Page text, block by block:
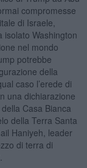
compromesse
di Israele,
isolato Washington
nel mondo
potrebbe
della
caso l’erede di
una dichiarazione
Casa Bianca
della Terra Santa
Haniyeh, leader
di terra di